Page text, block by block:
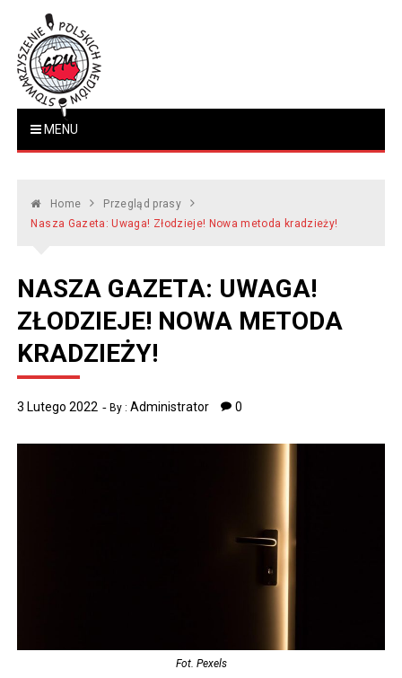
content
Stowarzyszenie Polskich
www.polskiemedia.org
MENU
Home
Przegląd prasy
Nasza Gazeta: Uwaga! Złodzieje! Nowa metoda kradzieży!
NASZA GAZETA: UWAGA!
ZŁODZIEJE! NOWA METODA
KRADZIEŻY!
3 Lutego 2022 By :Administrator 0
Fot. Pexels